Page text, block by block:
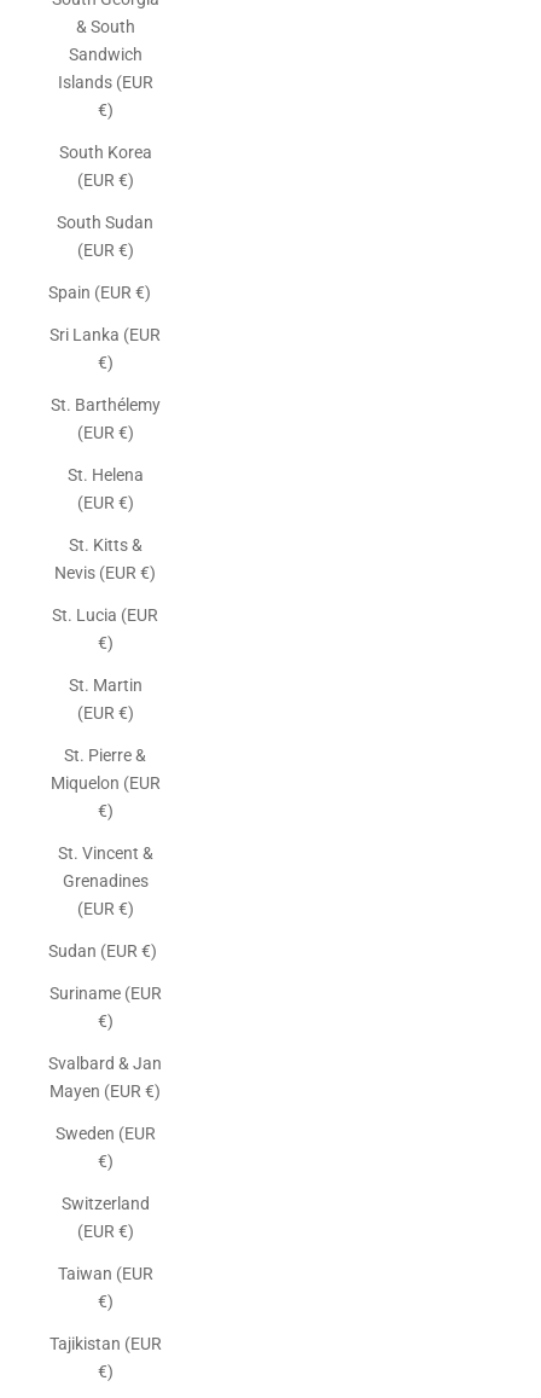
& South
Sandwich
Islands (EUR
€)
South Korea
(EUR €)
South Sudan
(EUR €)
Spain (EUR €)
Sri Lanka (EUR
€)
St. Barthélemy
(EUR €)
St. Helena
(EUR €)
St. Kitts &
Nevis (EUR €)
St. Lucia (EUR
€)
St. Martin
(EUR €)
St. Pierre &
Miquelon (EUR
€)
St. Vincent &
Grenadines
(EUR €)
Sudan (EUR €)
Suriname (EUR
€)
Svalbard & Jan
Mayen (EUR €)
Sweden (EUR
€)
Switzerland
(EUR €)
Taiwan (EUR
€)
Tajikistan (EUR
€)